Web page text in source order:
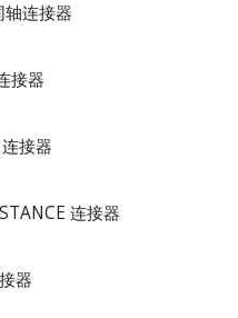
轴连接器
接器
接器
连接器
器